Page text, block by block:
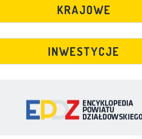
KRAJOWE
INWESTYCJE